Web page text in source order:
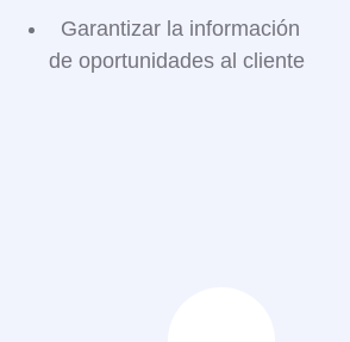
Garantizar la información
de oportunidades al cliente